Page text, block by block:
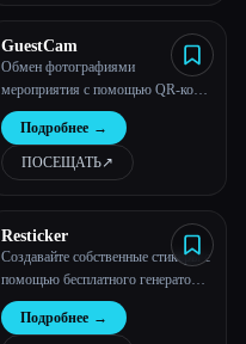
GuestCam
Обмен фотографиями
мероприятия с помощью QR-кода.
x x x
Подробнее →
ПОСЕЩАТЬ↗︎
Resticker
Создавайте собственные стикеры с
помощью бесплатного генератора
стикеров AI
Подробнее →